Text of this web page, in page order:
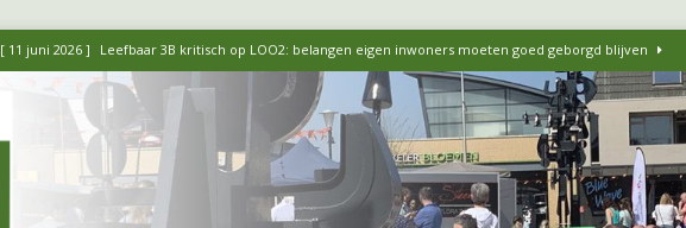
[ 11 juni 2026 ] Leefbaar 3B kritisch op LOO2: belangen eigen inwoners moeten goed geborgd blijven
[ 20 mei 2026 ] Leefbaar 3B ondersteunt oproep van lokale partijen uit heel Nederland: schaf het
luchtalarm niet af! FRACTIE
[ 14 mei 2026 ] Update over de formatie: vacature voor onafhankelijke wethouder Sociaal Domein